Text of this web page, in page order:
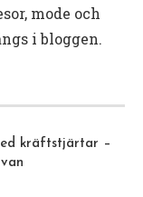
mode och
i bloggen.
kräftstjärtar –